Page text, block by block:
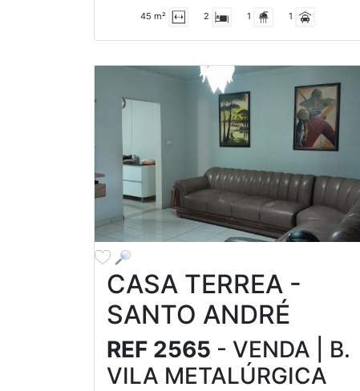
45 m² 2 1 1
CASA TERREA -
SANTO ANDRÉ
REF 2565 - VENDA | B.
VILA METALÚRGICA